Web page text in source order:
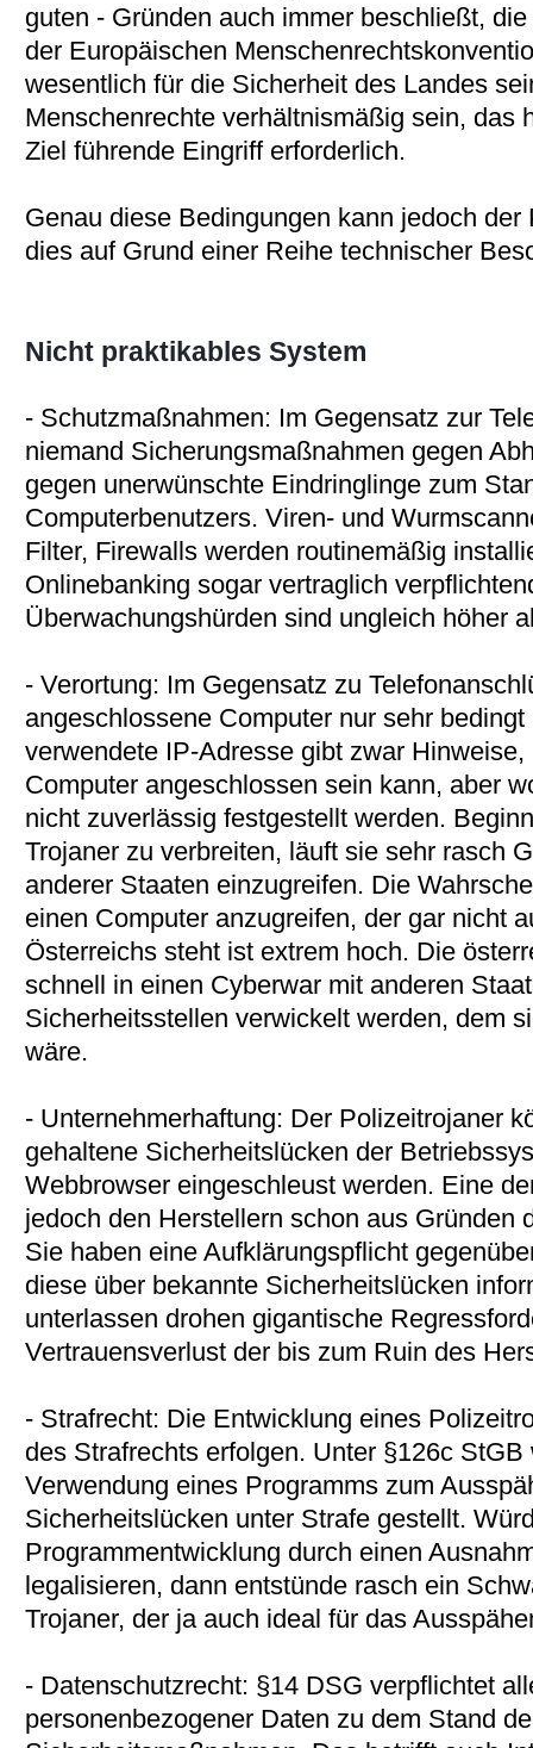
guten - Gründen auch immer beschließt,
der Europäischen
wesentlich für die Sicherheit des Landes
Menschenrechte verhältnismäßig sein, das
Ziel führende Eingriff erforderlich.
Genau diese Bedingungen kann jedoch
dies auf Grund einer Reihe technischer
Nicht praktikables System
- Schutzmaßnahmen: Im Gegensatz zur
niemand Sicherungsmaßnahmen gegen
gegen unerwünschte Eindringlinge zum
Computerbenutzers. Viren- und
Filter, Firewalls werden routinemäßig
Onlinebanking sogar vertraglich
Überwachungshürden sind ungleich höher
- Verortung: Im Gegensatz zu
angeschlossene Computer nur sehr
verwendete IP-Adresse gibt zwar
Computer angeschlossen sein kann, aber
nicht zuverlässig festgestellt werden.
Trojaner zu verbreiten, läuft sie sehr rasch
anderer Staaten einzugreifen. Die
einen Computer anzugreifen, der gar nicht
Österreichs steht ist extrem hoch. Die
schnell in einen Cyberwar mit anderen
Sicherheitsstellen verwickelt werden, dem
wäre.
- Unternehmerhaftung: Der Polizeitrojaner
gehaltene Sicherheitslücken der
Webbrowser eingeschleust werden. Eine
jedoch den Herstellern schon aus Gründen
Sie haben eine Aufklärungspflicht
diese über bekannte Sicherheitslücken
unterlassen drohen gigantische
Vertrauensverlust der bis zum Ruin des
- Strafrecht: Die Entwicklung eines
des Strafrechts erfolgen. Unter §126c
Verwendung eines Programms zum
Sicherheitslücken unter Strafe gestellt.
Programmentwicklung durch einen
legalisieren, dann entstünde rasch ein
Trojaner, der ja auch ideal für das
- Datenschutzrecht: §14 DSG verpflichtet
personenbezogener Daten zu dem Stand